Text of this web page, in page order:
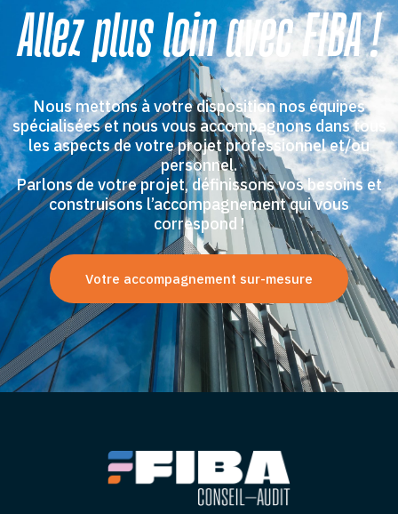
Allez plus loin avec FIBA !
Nous mettons à votre disposition nos équipes
spécialisées et nous vous accompagnons dans tous
les aspects de votre projet professionnel et/ou
personnel.
Parlons de votre projet, définissons vos besoins et
construisons l’accompagnement qui vous
correspond !
Votre accompagnement sur-mesure